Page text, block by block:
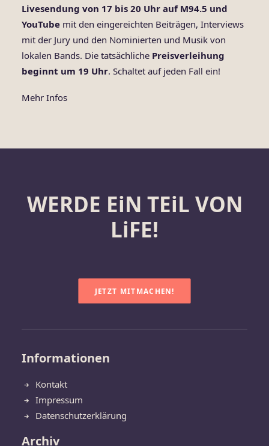
Livesendung von 17 bis 20 Uhr auf M94.5 und
YouTube mit den eingereichten Beiträgen, Interviews
mit der Jury und den Nominierten und Musik von
lokalen Bands. Die tatsächliche Preisverleihung
beginnt um 19 Uhr. Schaltet auf jeden Fall ein!
Mehr Infos
WERDE EiN TEiL VON
LiFE!
JETZT MITMACHEN!
Informationen
Kontakt
Impressum
Datenschutzerklärung
Archiv